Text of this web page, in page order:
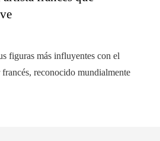
figuras más influyentes con el
reconocido mundialmente